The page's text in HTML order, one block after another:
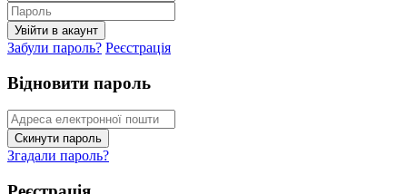
Забули пароль? Реєстрація
Відновити пароль
Згадали пароль?